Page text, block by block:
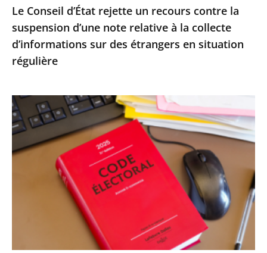
à
la
collecte
d’informations
des
étrangers
en
situation
Le Conseil d’État rejette un recours contre la
suspension d’une note relative à la collecte
d’informations sur des étrangers en situation
régulière
Le
Conseil
d’État
confirme